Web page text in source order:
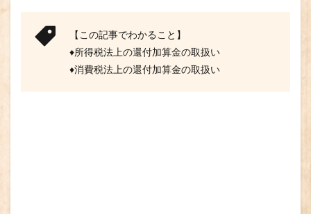
【この記事でわかること】
♦所得税法上の還付加算金の取扱い
♦消費税法上の還付加算金の取扱い